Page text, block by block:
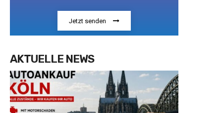
Jetzt senden
AKTUELLE NEWS